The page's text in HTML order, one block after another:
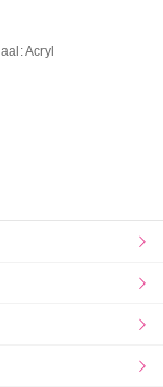
Acryl